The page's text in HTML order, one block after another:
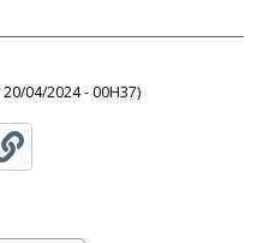
20/04/2024 - 00H37)